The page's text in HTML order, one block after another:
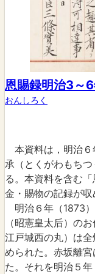
恩賜録明治3～
おんしろく
本資料は，明治
承（とくがわもち
る。本資料を含む
金・賜物の記録が収
明治６年（1873
（昭憲皇太后）の
江戸城西の丸）は
められた。赤坂離
た。それを明治５